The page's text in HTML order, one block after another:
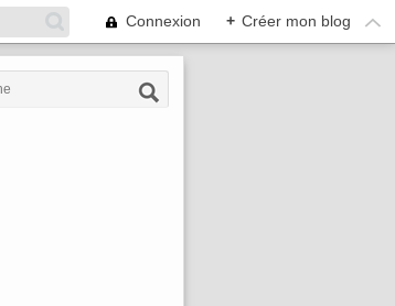
Connexion + Créer mon blog